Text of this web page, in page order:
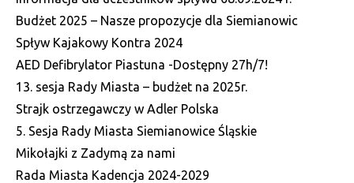
Budżet 2025 – Nasze propozycje dla Siemianowic
Spływ Kajakowy Kontra 2024
AED Defibrylator Piastuna -Dostępny 27h/7!
13. sesja Rady Miasta – budżet na 2025r.
Strajk ostrzegawczy w Adler Polska
5. Sesja Rady Miasta Siemianowice Śląskie
Mikołajki z Zadymą za nami
Rada Miasta Kadencja 2024-2029